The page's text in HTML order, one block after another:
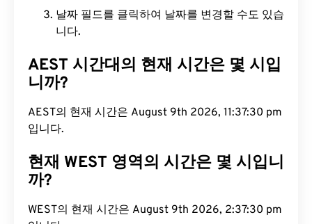
날짜 필드를 클릭하여 날짜를 변경할 수도 있습
니다.
AEST 시간대의 현재 시간은 몇 시입
니까?
AEST의 현재 시간은 August 9th 2026, 11:37:31 pm
입니다.
현재 WEST 영역의 시간은 몇 시입니
까?
WEST의 현재 시간은 August 9th 2026, 2:37:31 pm